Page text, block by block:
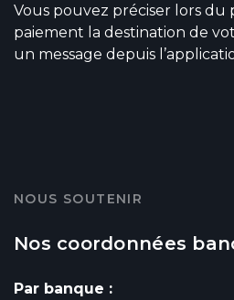
Vous pouvez préciser lors du
paiement la destination de
un message depuis
NOUS SOUTENIR
Nos coordonnées
Par banque :